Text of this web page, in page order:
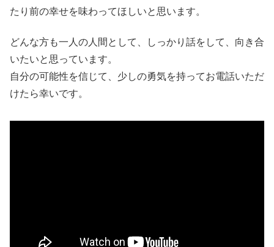
たり前の幸せを味わってほしいと思います。
どんな方も一人の人間として、しっかり話をして、向き合
いたいと思っています。
自分の可能性を信じて、少しの勇気を持ってお電話いただ
けたら幸いです。